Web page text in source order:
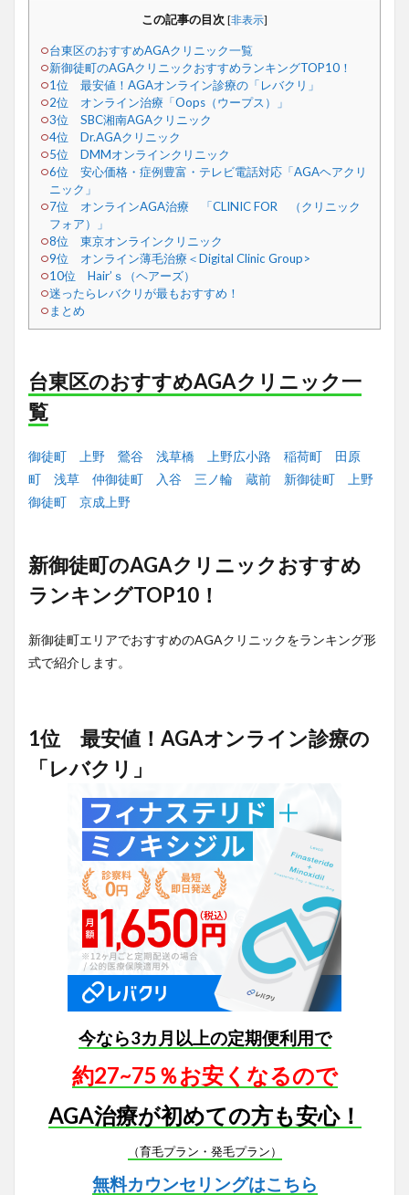
この記事の目次 [非表示]
台東区のおすすめAGAクリニック一覧
新御徒町のAGAクリニックおすすめランキングTOP10！
1位 最安値！AGAオンライン診療の「レバクリ」
2位 オンライン治療「Oops（ウープス）」
3位 SBC湘南AGAクリニック
4位 Dr.AGAクリニック
5位 DMMオンラインクリニック
6位 安心価格・症例豊富・テレビ電話対応「AGAヘアクリ
ニック」
7位 オンラインAGA治療 「CLINIC FOR （クリニック
フォア）」
8位 東京オンラインクリニック
9位 オンライン薄毛治療＜Digital Clinic Group>
10位 Hair’ｓ（ヘアーズ）
迷ったらレバクリが最もおすすめ！
まとめ
台東区のおすすめAGAクリニック一
覧
御徒町 上野 鶯谷 浅草橋 上野広小路 稲荷町
田原
町
浅草 仲御徒町 入谷 三ノ輪 蔵前 新御徒町
上野
御徒町
京成上野
新御徒町のAGAクリニックおすすめ
ランキングTOP10！
新御徒町エリアでおすすめのAGAクリニックをランキング形
式で紹介します。
1位 最安値！AGAオンライン診療の
「レバクリ」
今なら3カ月以上の定期便利用で
約27~75％お安くなるので
AGA治療が初めての方も安心！
（育毛プラン・発毛プラン）
無料カウンセリングはこちら